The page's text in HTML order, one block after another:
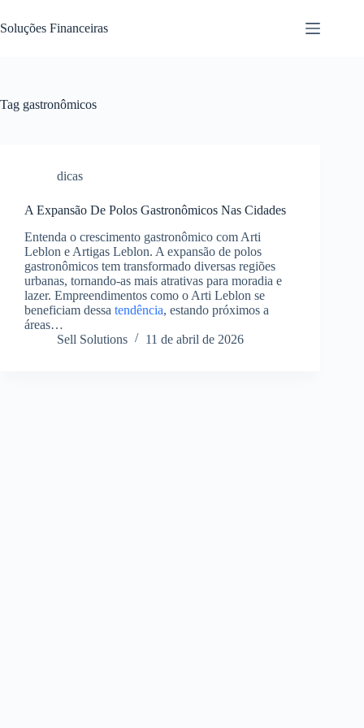
para
o
Soluções Financeiras
Tag gastronômicos
dicas
A Expansão De Polos Gastronômicos Nas Cidades
Entenda o crescimento gastronômico com Arti
Leblon e Artigas Leblon. A expansão de polos
gastronômicos tem transformado diversas regiões
urbanas, tornando-as mais atrativas para moradia e
lazer. Empreendimentos como o Arti Leblon se
beneficiam dessa tendência, estando próximos a
áreas…
Sell Solutions
11 de abril de 2026